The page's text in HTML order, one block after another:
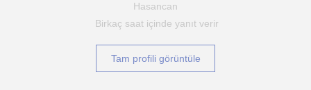
Hasancan
Birkaç saat içinde yanıt verir
Tam profili görüntüle